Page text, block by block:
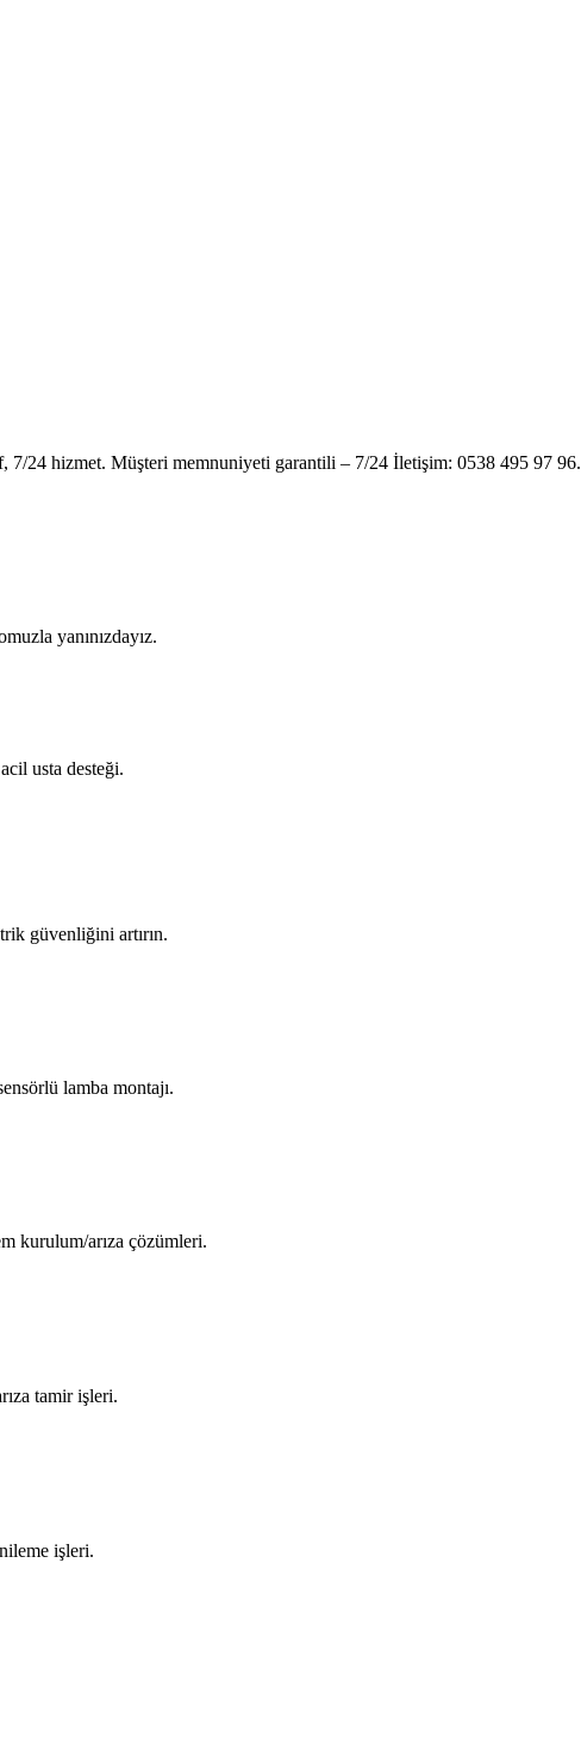
24 hizmet. Müşteri memnuniyeti garantili – 7/24 İletişim: 0538 495 97 96.
yanınızdayız.
usta desteği.
güvenliğini artırın.
lamba montajı.
kurulum/arıza çözümleri.
tamir işleri.
işleri.